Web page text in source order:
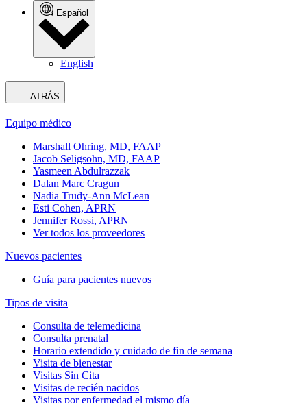
Español
English
ATRÁS
Equipo médico
Marshall Ohring, MD, FAAP
Jacob Seligsohn, MD, FAAP
Yasmeen Abdulrazzak
Dalan Marc Cragun
Nadia Trudy-Ann McLean
Esti Cohen, APRN
Jennifer Rossi, APRN
Ver todos los proveedores
Nuevos pacientes
Guía para pacientes nuevos
Tipos de visita
Consulta de telemedicina
Consulta prenatal
Horario extendido y cuidado de fin de semana
Visita de bienestar
Visitas Sin Cita
Visitas de recién nacidos
Visitas por enfermedad el mismo día